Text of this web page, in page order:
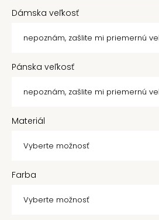
Dámska veľkosť
Pánska veľkosť
Materiál
Farba